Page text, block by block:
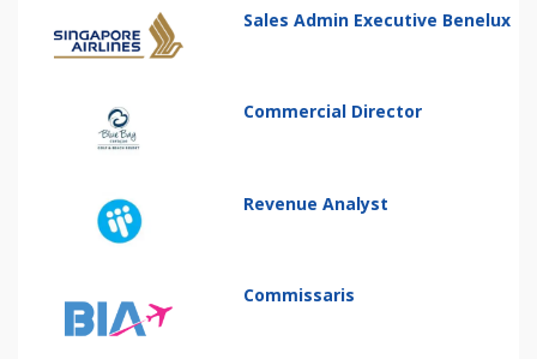
Sales Admin Executive Benelux
Commercial Director
Revenue Analyst
Commissaris